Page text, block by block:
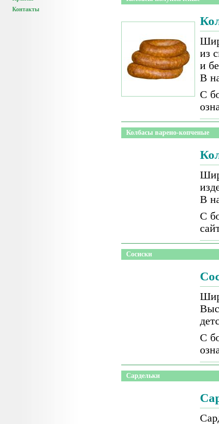
Контакты
из
и
В
С
Колбасы варено-копченые
В
С
Сосиски
С
Сардельки